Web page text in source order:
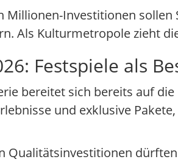
Millionen-Investitionen
Als Kulturmetropole zieht
Festspiele als
bereitet sich bereits auf
und exklusive
Qualitätsinvestitionen